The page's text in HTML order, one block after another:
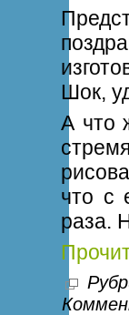
Шок,
А что
что с
раза.